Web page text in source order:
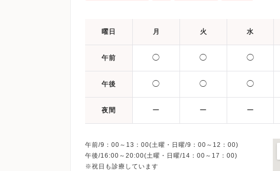
曜日 月 火 水
午前 ◯ ◯ ◯
午後 ◯ ◯ ◯
夜間 ー ー ー
午前/9：00～13：00(土曜・日曜/9：00～12：00)
午後/16:00～20:00(土曜・日曜/14：00～17：00)
※祝日も診療しています